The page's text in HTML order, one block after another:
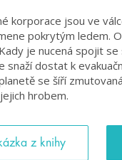
korporace jsou ve
pokrytým ledem.
je nucená spojit
snaží dostat k
se šíří
hrobem.
z knihy